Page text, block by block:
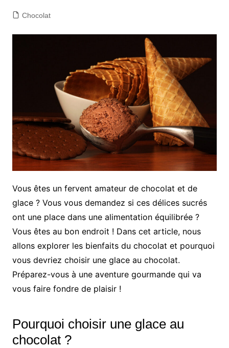
Chocolat
Vous êtes un fervent amateur de chocolat et de
glace ? Vous vous demandez si ces délices sucrés
ont une place dans une alimentation équilibrée ?
Vous êtes au bon endroit ! Dans cet article, nous
allons explorer les bienfaits du chocolat et pourquoi
vous devriez choisir une glace au chocolat.
Préparez-vous à une aventure gourmande qui va
vous faire fondre de plaisir !
Pourquoi choisir une glace au
chocolat ?